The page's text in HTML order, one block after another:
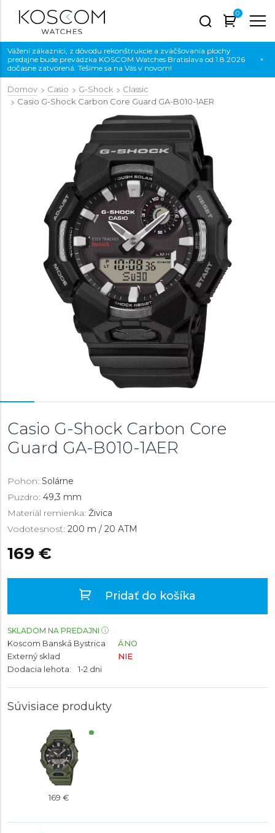
0
Vážení zákazníci, z dôvodu rekonštrukcie a zväčšovania plochy
predajne bude prevádzka KOSCOM Watches Bratislava od 1.8.2026
dočasne zatvorená. Tešíme sa na Vás v novom!
×
Domov Casio G-Shock
Classic
Casio G-Shock Carbon Core Guard GA-B010-1AER
Casio G-Shock Carbon Core
Guard GA-B010-1AER
Pohon: Solárne
Puzdro: 49,3 mm
Materiál remienka: Živica
Vodotesnosť: 200 m / 20 ATM
169 €
Pridať do košíka
SKLADOM NA PREDAJNI
Koscom Banská Bystrica
ÁNO
Externý sklad
NIE
Dodacia lehota:
1-2 dni
Súvisiace produkty
169 €